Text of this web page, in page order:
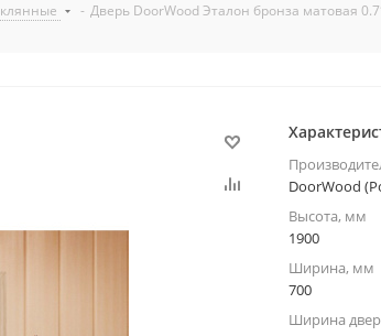
- Дверь DoorWood Эталон бронза матовая
DoorWood
Высота, мм
1900
Ширина, мм
700
Ширина